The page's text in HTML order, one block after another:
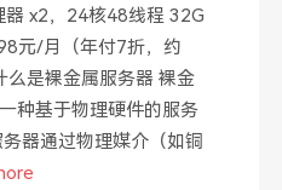
x2，24核48线程 32G
元/月（年付7折，约
是裸金属服务器 ‌‌裸金
种基于物理硬件的服务
器通过物理媒介（如铜